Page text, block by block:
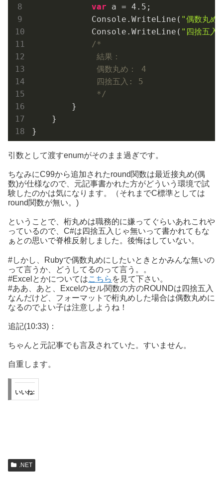
var a = 4.5 ;
            Console.WriteLine(
"偶数丸
            Console.WriteLine(
"四捨五
/*
             結果：
             偶数丸め： 4
             四捨五入: 5
             */
        }
    }
引数として渡すenumがそのまま過ぎです。
ちなみにC99から追加されたround関数は最近接丸め(偶
数)が仕様なので、元記事書かれた方がどういう環境で試
験したのかは気になります。（それまでC標準としては
round関数が無い。)
ということで、桁丸めは職務的に嫌ってぐらいあれこれや
っているので、C#は四捨五入じゃ無いって書かれてもな
ぁとの思いで脊椎反射しました。後悔はしていない。
#しかし、Rubyで偶数丸めにしたいときとかみんな無いの
って言うか、どうしてるのって言う。。
#Excelとかについてはこちら を見て下さい。
#ああ、あと、Excelのセル関数の方のROUNDは四捨五入
なんだけど、フォーマットで桁丸めした場合は偶数丸めに
なるのでよい子は注意しようね！
追記(10:33)：
ちゃんと元記事でも言及されていた。すいません。
自重します。
いいね:
.NET